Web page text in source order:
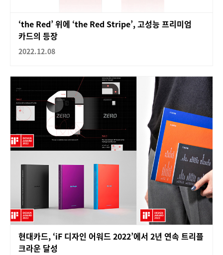
‘the Red’ 위에 ‘the Red Stripe’, 고성능 프리미엄
카드의 등장
2022.12.08
현대카드, ‘iF 디자인 어워드 2022’에서 2년 연속 트리플
크라운 달성